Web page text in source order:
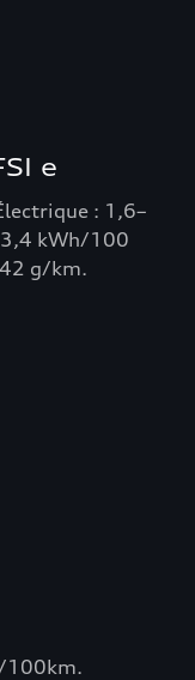
e
: 1,6–
kWh/100
g/km.
100km.